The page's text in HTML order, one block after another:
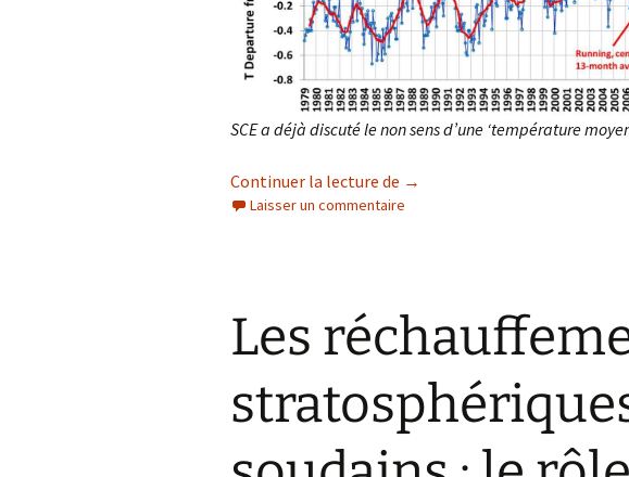
SCE a déjà discuté le non sens d’une ‘température
Continuer la lecture de ‘Température moyenne
→
Laisser un commentaire
Les